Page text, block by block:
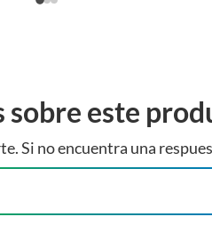
sobre este
Si no encuentra una